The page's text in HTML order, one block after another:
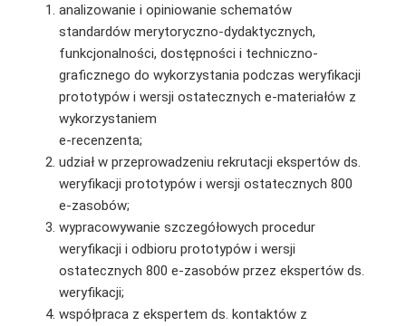
analizowanie i opiniowanie schematów
standardów merytoryczno-dydaktycznych,
funkcjonalności, dostępności i techniczno-
graficznego do wykorzystania podczas weryfikacji
prototypów i wersji ostatecznych e-materiałów z
wykorzystaniem
e-recenzenta;
udział w przeprowadzeniu rekrutacji ekspertów ds.
weryfikacji prototypów i wersji ostatecznych 800
e-zasobów;
wypracowywanie szczegółowych procedur
weryfikacji i odbioru prototypów i wersji
ostatecznych 800 e-zasobów przez ekspertów ds.
weryfikacji;
współpraca z ekspertem ds. kontaktów z